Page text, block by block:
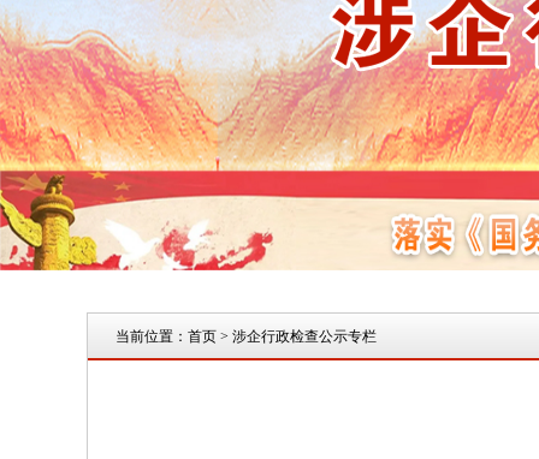
当前位置： 首页 > 涉企行政检查公示专栏